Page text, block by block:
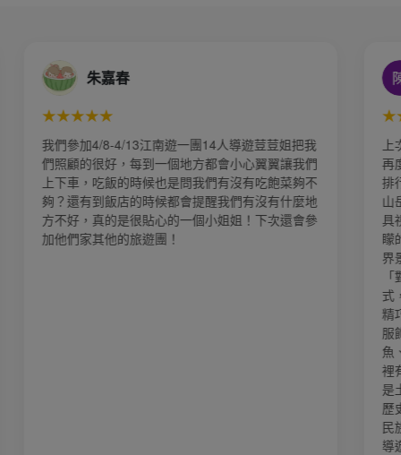
14人導遊荳荳姐把我
都會小心翼翼讓我們
們有沒有吃飽菜夠不
醒我們有沒有什麼地
小姐姐！下次還會參
上次參加上海及杭州烏鎮的旅遊感覺
再度選擇金廈旅行社，再度由業務「
排行程！ 張家界 「奇峰三千、秀水八
山岳地形聞名，也看到了阿凡達懸浮
具視覺震撼的感受👍 天門山 天門山雖
矇的，也感受到霧看美景的索道、玻
界景色更是一絕！！ 湘西苗寨： 進入
「對歌高山青、喝攔門小米酒、擊鼓
式，好特別。 也欣賞到典型的苗族吊
精巧、飛檐翹角。 體驗苗族銀飾鍛造
服飾及參與熱鬧的苗鼓舞。 品嚐苗家
魚、酸肉、油茶、餐餐小酒與美食。
裡有一種仙俠世界的魔幻感。 五里石
是土家族木屋，路面青石板被磨得光
歷史韻味。 土王橋與擺手堂： 展現濃
民族風情！ 當地最知名的是「劉曉慶
導遊還請我們吃了最有名當地的米豆